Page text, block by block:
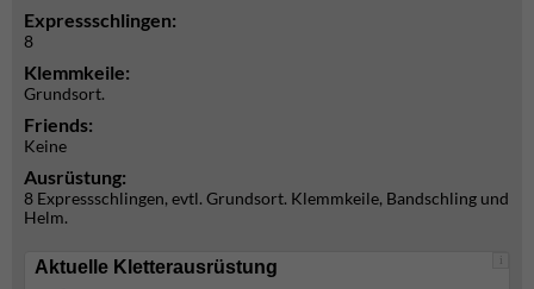
Expressschlingen:
8
Klemmkeile:
Grundsort.
Friends:
Keine
Ausrüstung:
8 Expressschlingen, evtl. Grundsort. Klemmkeile, Bandschling und
Helm.
i
Aktuelle Kletterausrüstung